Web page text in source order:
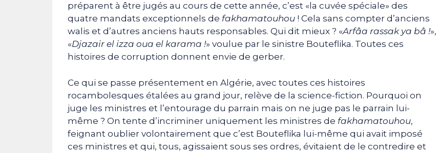
préparent à être jugés au cours de cette année, c’est «la cuvée spéciale» des
quatre mandats exceptionnels de fakhamatouhou ! Cela sans compter d’anciens
walis et d’autres anciens hauts responsables. Qui dit mieux ? «Arfâa rassak ya bâ !»,
«Djazair el izza oua el karama !» voulue par le sinistre Bouteflika. Toutes ces
histoires de corruption donnent envie de gerber.
Ce qui se passe présentement en Algérie, avec toutes ces histoires
rocambolesques étalées au grand jour, relève de la science-fiction. Pourquoi on
juge les ministres et l’entourage du parrain mais on ne juge pas le parrain lui-
même ? On tente d’incriminer uniquement les ministres de fakhamatouhou,
feignant oublier volontairement que c’est Bouteflika lui-même qui avait imposé
ces ministres et qui, tous, agissaient sous ses ordres, évitaient de le contredire et